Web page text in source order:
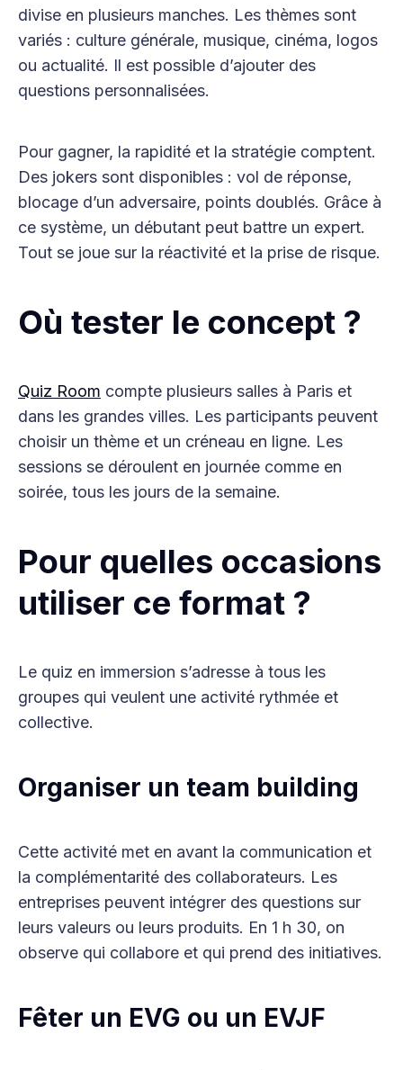
divise en plusieurs manches. Les thèmes sont
variés : culture générale, musique, cinéma, logos
ou actualité. Il est possible d’ajouter des
questions personnalisées.
Pour gagner, la rapidité et la stratégie comptent.
Des jokers sont disponibles : vol de réponse,
blocage d’un adversaire, points doublés. Grâce à
ce système, un débutant peut battre un expert.
Tout se joue sur la réactivité et la prise de risque.
Où tester le concept ?
Quiz Room compte plusieurs salles à Paris et
dans les grandes villes. Les participants peuvent
choisir un thème et un créneau en ligne. Les
sessions se déroulent en journée comme en
soirée, tous les jours de la semaine.
Pour quelles occasions
utiliser ce format ?
Le quiz en immersion s’adresse à tous les
groupes qui veulent une activité rythmée et
collective.
Organiser un team building
Cette activité met en avant la communication et
la complémentarité des collaborateurs. Les
entreprises peuvent intégrer des questions sur
leurs valeurs ou leurs produits. En 1 h 30, on
observe qui collabore et qui prend des initiatives.
Fêter un EVG ou un EVJF